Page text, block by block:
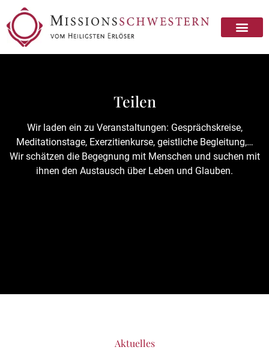
Teilen
Wir laden ein zu Veranstaltungen: Gesprächskreise,
Meditationstage, Exerzitienkurse, geistliche Begleitung,…
Wir schätzen die Begegnung mit Menschen und suchen mit
ihnen den Austausch über Leben und Glauben.
Aktuelles